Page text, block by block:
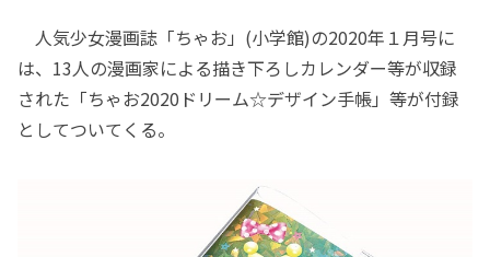
人気少女漫画誌「ちゃお」(小学館)の2020年１月号に
は、13人の漫画家による描き下ろしカレンダー等が収録
された「ちゃお2020ドリーム☆デザイン手帳」等が付録
としてついてくる。